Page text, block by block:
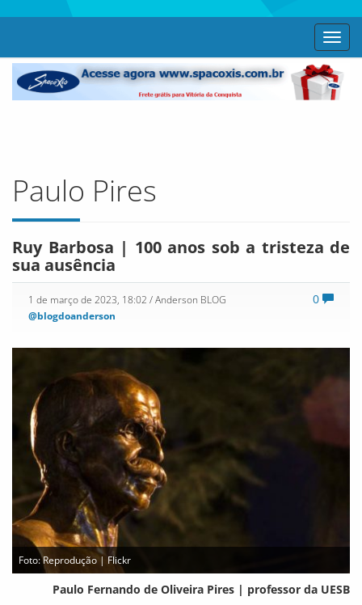
Paulo Pires
Ruy Barbosa | 100 anos sob a tristeza de
sua ausência
0
1 de março de 2023, 18:02 / Anderson BLOG
@blogdoanderson
Foto: Reprodução | Flickr
Paulo Fernando de Oliveira Pires | professor da UESB